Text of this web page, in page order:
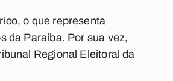
o que representa
da Paraíba. Por sua vez,
Regional Eleitoral da